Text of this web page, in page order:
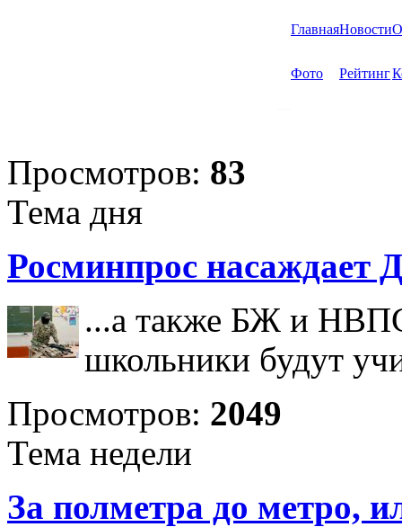
ГлавнаяНовости
Фото Рейтинг
Просмотров: 83
Тема дня
Росминпрос насаждает
...а также БЖ и НВПС
школьники будут
Просмотров: 2049
Тема недели
За полметра до метро,